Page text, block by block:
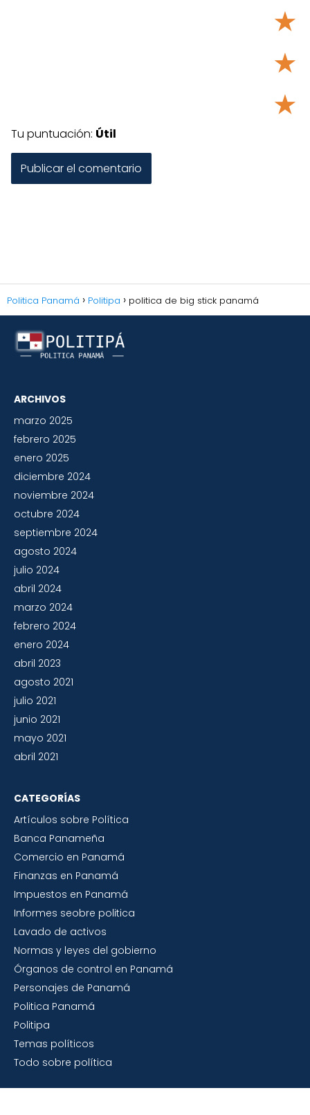
★
★
★
Tu puntuación: Útil
Politica Panamá Politipa politica de big stick panamá
ARCHIVOS
marzo 2025
febrero 2025
enero 2025
diciembre 2024
noviembre 2024
octubre 2024
septiembre 2024
agosto 2024
julio 2024
abril 2024
marzo 2024
febrero 2024
enero 2024
abril 2023
agosto 2021
julio 2021
junio 2021
mayo 2021
abril 2021
CATEGORÍAS
Artículos sobre Política
Banca Panameña
Comercio en Panamá
Finanzas en Panamá
Impuestos en Panamá
Informes seobre politica
Lavado de activos
Normas y leyes del gobierno
Órganos de control en Panamá
Personajes de Panamá
Politica Panamá
Politipa
Temas políticos
Todo sobre política